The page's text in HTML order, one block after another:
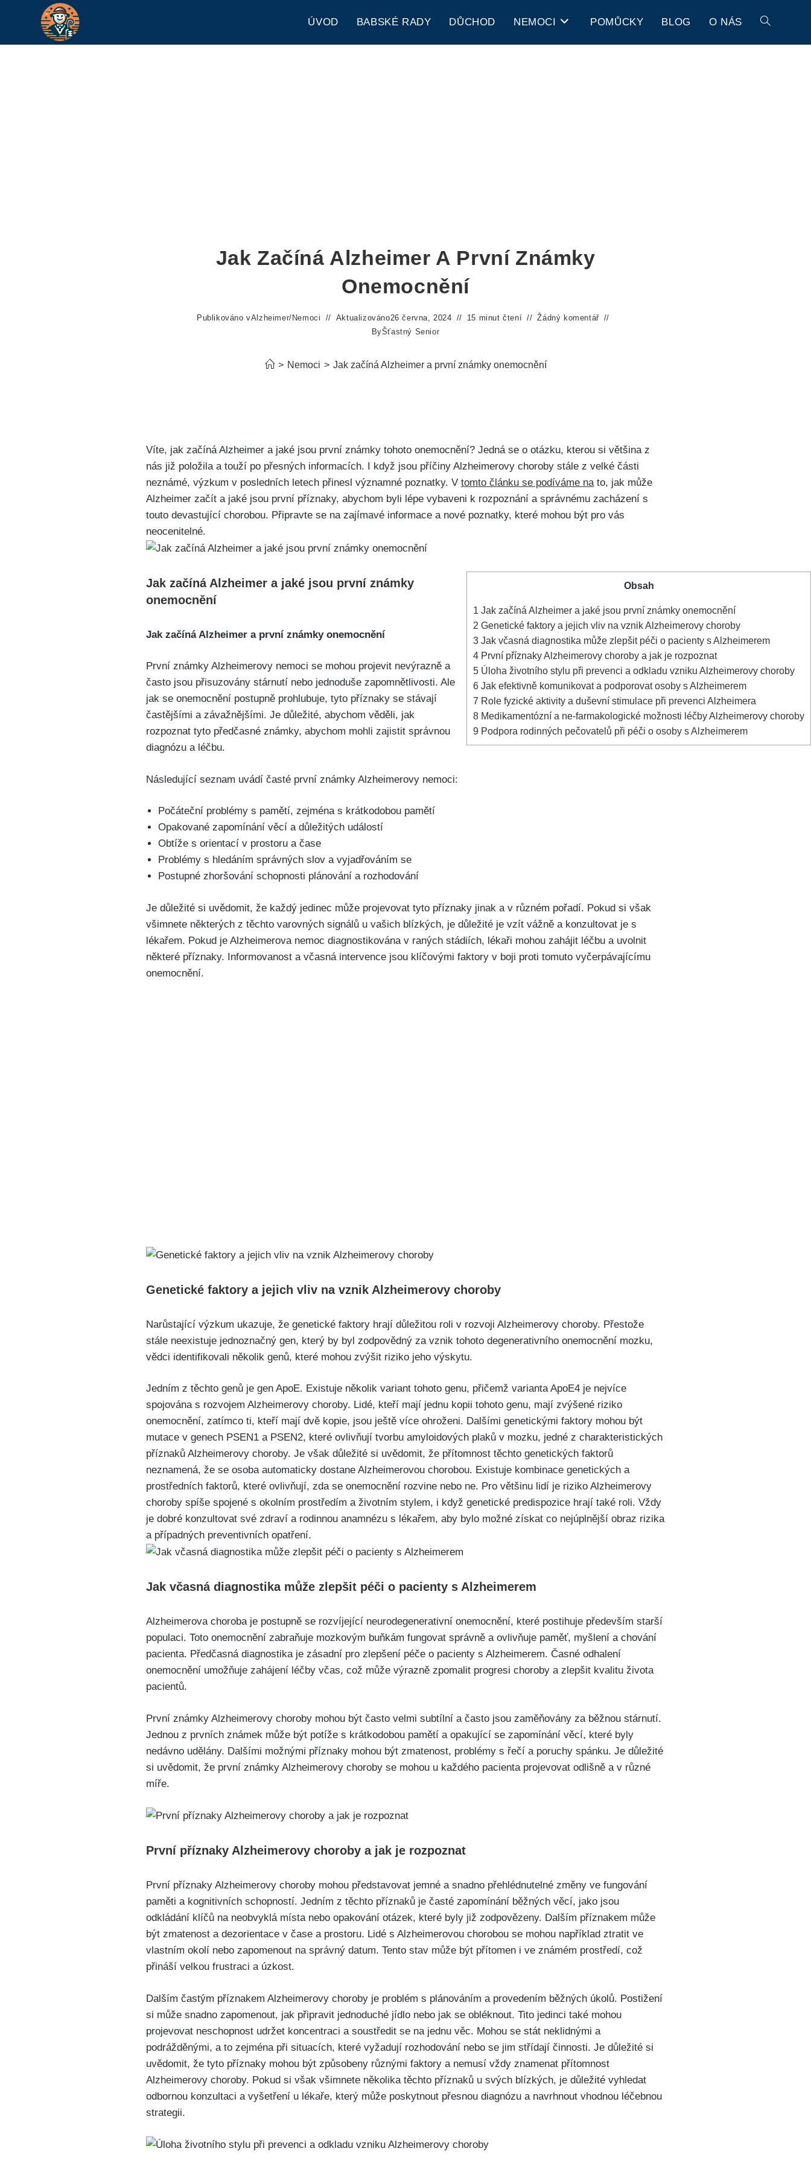
ÚVOD BABSKÉ RADY DŮCHOD NEMOCI POMŮCKY BLOG O NÁS
Jak Začíná Alzheimer A První Známky
Onemocnění
Publikováno vAlzheimer/ Nemoci Aktualizováno26 června, 2024 15 minut čtení
Žádný komentář
ByŠťastný Senior
> Nemoci > Jak začíná Alzheimer a první známky onemocnění
Víte, jak začíná Alzheimer a jaké jsou první známky tohoto onemocnění? Jedná se o otázku, kterou si většina z
nás již položila a touží po přesných informacích. I když jsou příčiny Alzheimerovy choroby stále z velké části
neznámé, výzkum v posledních letech přinesl významné poznatky. V tomto článku se podíváme na to, jak může
Alzheimer začít a jaké jsou první příznaky, abychom byli lépe vybaveni k rozpoznání a správnému zacházení s
touto devastující chorobou. Připravte se na zajímavé informace a nové poznatky, které mohou být pro vás
neocenitelné.
Obsah
1 Jak začíná Alzheimer a jaké jsou první známky onemocnění
2 Genetické faktory a jejich vliv na vznik Alzheimerovy choroby
3 Jak včasná diagnostika může zlepšit péči o pacienty s Alzheimerem
4 První příznaky Alzheimerovy choroby a jak je rozpoznat
5 Úloha životního stylu při prevenci a odkladu vzniku Alzheimerovy choroby
6 Jak efektivně komunikovat a podporovat osoby s Alzheimerem
7 Role fyzické aktivity a duševní stimulace při prevenci Alzheimera
8 Medikamentózní a ne-farmakologické možnosti léčby Alzheimerovy choroby
9 Podpora rodinných pečovatelů při péči o osoby s Alzheimerem
Jak začíná Alzheimer a jaké jsou první známky
onemocnění
Jak začíná Alzheimer a první známky onemocnění
První známky Alzheimerovy nemoci se mohou projevit nevýrazně a
často jsou přisuzovány stárnutí nebo jednoduše zapomnětlivosti. Ale
jak se onemocnění postupně prohlubuje, tyto příznaky se stávají
častějšími a závažnějšími. Je důležité, abychom věděli, jak
rozpoznat tyto předčasné známky, abychom mohli zajistit správnou
diagnózu a léčbu.
Následující seznam uvádí časté první známky Alzheimerovy nemoci:
Počáteční problémy s pamětí, zejména s krátkodobou pamětí
Opakované zapomínání věcí a důležitých událostí
Obtíže s orientací v prostoru a čase
Problémy s hledáním správných slov a vyjadřováním se
Postupné zhoršování schopnosti plánování a rozhodování
Je důležité si uvědomit, že každý jedinec může projevovat tyto příznaky jinak a v různém pořadí. Pokud si však
všimnete některých z těchto varovných signálů u vašich blízkých, je důležité je vzít vážně a konzultovat je s
lékařem. Pokud je Alzheimerova nemoc diagnostikována v raných stádiích, lékaři mohou zahájit léčbu a uvolnit
některé příznaky. Informovanost a včasná intervence jsou klíčovými faktory v boji proti tomuto vyčerpávajícímu
onemocnění.
Genetické faktory a jejich vliv na vznik Alzheimerovy choroby
Narůstající výzkum ukazuje, že genetické faktory hrají důležitou roli v rozvoji Alzheimerovy choroby. Přestože
stále neexistuje jednoznačný gen, který by byl zodpovědný za vznik tohoto degenerativního onemocnění mozku,
vědci identifikovali několik genů, které mohou zvýšit riziko jeho výskytu.
Jedním z těchto genů je gen ApoE. Existuje několik variant tohoto genu, přičemž varianta ApoE4 je nejvíce
spojována s rozvojem Alzheimerovy choroby. Lidé, kteří mají jednu kopii tohoto genu, mají zvýšené riziko
onemocnění, zatímco ti, kteří mají dvě kopie, jsou ještě více ohroženi. Dalšími genetickými faktory mohou být
mutace v genech PSEN1 a PSEN2, které ovlivňují tvorbu amyloidových plaků v mozku, jedné z charakteristických
příznaků Alzheimerovy choroby. Je však důležité si uvědomit, že přítomnost těchto genetických faktorů
neznamená, že se osoba automaticky dostane Alzheimerovou chorobou. Existuje kombinace genetických a
prostředních faktorů, které ovlivňují, zda se onemocnění rozvine nebo ne. Pro většinu lidí je riziko Alzheimerovy
choroby spíše spojené s okolním prostředím a životním stylem, i když genetické predispozice hrají také roli. Vždy
je dobré konzultovat své zdraví a rodinnou anamnézu s lékařem, aby bylo možné získat co nejúplnější obraz rizika
a případných preventivních opatření.
Jak včasná diagnostika může zlepšit péči o pacienty s Alzheimerem
Alzheimerova choroba je postupně se rozvíjející neurodegenerativní onemocnění, které postihuje především starší
populaci. Toto onemocnění zabraňuje mozkovým buňkám fungovat správně a ovlivňuje paměť, myšlení a chování
pacienta. Předčasná diagnostika je zásadní pro zlepšení péče o pacienty s Alzheimerem. Časné odhalení
onemocnění umožňuje zahájení léčby včas, což může výrazně zpomalit progresi choroby a zlepšit kvalitu života
pacientů.
První známky Alzheimerovy choroby mohou být často velmi subtílní a často jsou zaměňovány za běžnou stárnutí.
Jednou z prvních známek může být potíže s krátkodobou pamětí a opakující se zapomínání věcí, které byly
nedávno udělány. Dalšími možnými příznaky mohou být zmatenost, problémy s řečí a poruchy spánku. Je důležité
si uvědomit, že první známky Alzheimerovy choroby se mohou u každého pacienta projevovat odlišně a v různé
míře.
První příznaky Alzheimerovy choroby a jak je rozpoznat
První příznaky Alzheimerovy choroby mohou představovat jemné a snadno přehlédnutelné změny ve fungování
paměti a kognitivních schopností. Jedním z těchto příznaků je časté zapomínání běžných věcí, jako jsou
odkládání klíčů na neobvyklá místa nebo opakování otázek, které byly již zodpovězeny. Dalším příznakem může
být zmatenost a dezorientace v čase a prostoru. Lidé s Alzheimerovou chorobou se mohou například ztratit ve
vlastním okolí nebo zapomenout na správný datum. Tento stav může být přítomen i ve známém prostředí, což
přináší velkou frustraci a úzkost.
Dalším častým příznakem Alzheimerovy choroby je problém s plánováním a provedením běžných úkolů. Postižení
si může snadno zapomenout, jak připravit jednoduché jídlo nebo jak se obléknout. Tito jedinci také mohou
projevovat neschopnost udržet koncentraci a soustředit se na jednu věc. Mohou se stát neklidnými a
podrážděnými, a to zejména při situacích, které vyžadují rozhodování nebo se jim střídají činnosti. Je důležité si
uvědomit, že tyto příznaky mohou být způsobeny různými faktory a nemusí vždy znamenat přítomnost
Alzheimerovy choroby. Pokud si však všimnete několika těchto příznaků u svých blízkých, je důležité vyhledat
odbornou konzultaci a vyšetření u lékaře, který může poskytnout přesnou diagnózu a navrhnout vhodnou léčebnou
strategii.